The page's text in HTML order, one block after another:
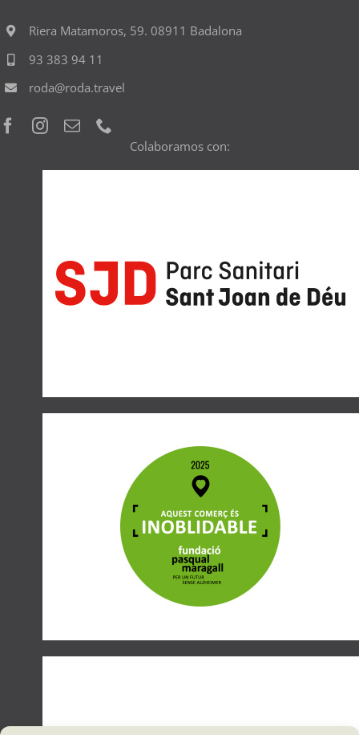
Riera Matamoros, 59. 08911 Badalona
93 383 94 11
roda@roda.travel
Colaboramos con: